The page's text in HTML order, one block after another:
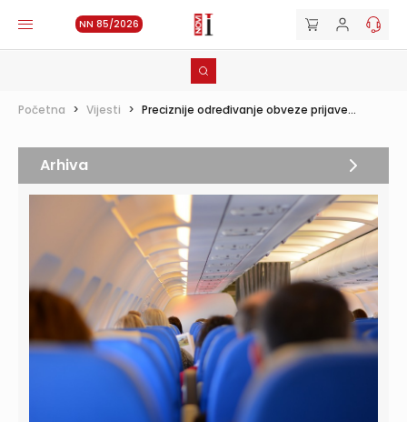
NN 85/2026
Početna > Vijesti > Preciznije određivanje obveze prijave...
Arhiva